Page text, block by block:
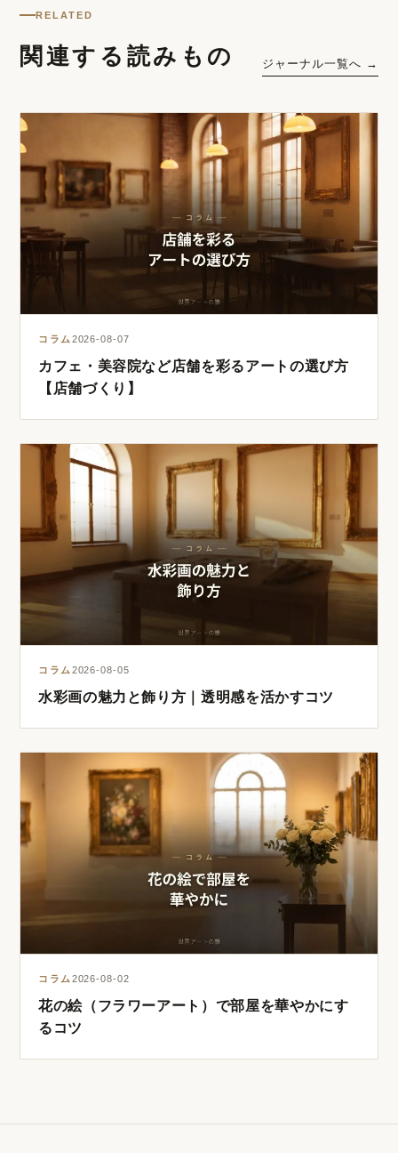
RELATED
関連する読みもの ジャーナル一覧へ →
コラム 2026-08-07
カフェ・美容院など店舗を彩るアートの選び方
【店舗づくり】
コラム 2026-08-05
水彩画の魅力と飾り方｜透明感を活かすコツ
コラム 2026-08-02
花の絵（フラワーアート）で部屋を華やかにす
るコツ